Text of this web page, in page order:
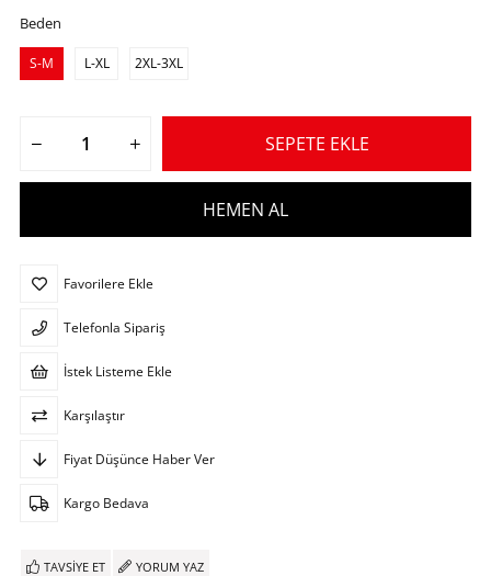
Beden
S-M L-XL 2XL-3XL
Favorilere Ekle
Telefonla Sipariş
İstek Listeme Ekle
Karşılaştır
Fiyat Düşünce Haber Ver
Kargo Bedava
TAVSIYE ET YORUM YAZ